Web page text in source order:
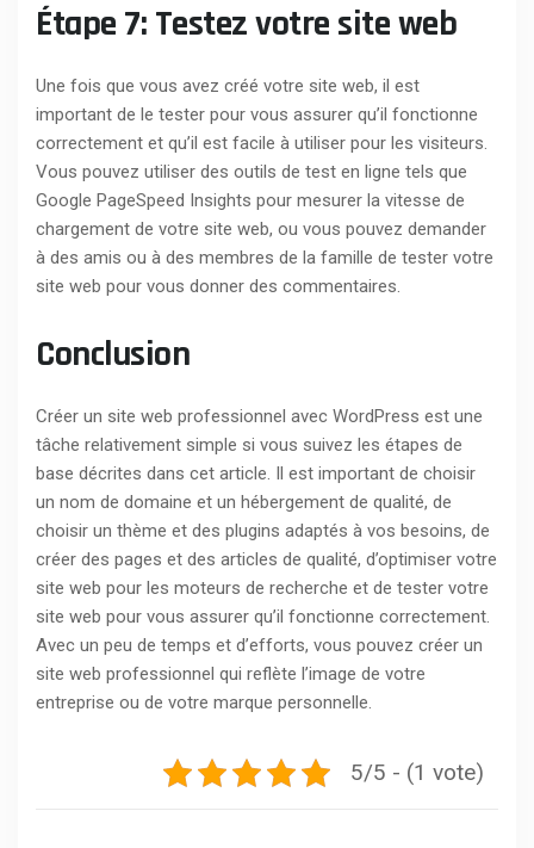
Étape 7: Testez votre site web
Une fois que vous avez créé votre site web, il est
important de le tester pour vous assurer qu’il fonctionne
correctement et qu’il est facile à utiliser pour les visiteurs.
Vous pouvez utiliser des outils de test en ligne tels que
Google PageSpeed Insights pour mesurer la vitesse de
chargement de votre site web, ou vous pouvez demander
à des amis ou à des membres de la famille de tester votre
site web pour vous donner des commentaires.
Conclusion
Créer un site web professionnel avec WordPress est une
tâche relativement simple si vous suivez les étapes de
base décrites dans cet article. Il est important de choisir
un nom de domaine et un hébergement de qualité, de
choisir un thème et des plugins adaptés à vos besoins, de
créer des pages et des articles de qualité, d’optimiser votre
site web pour les moteurs de recherche et de tester votre
site web pour vous assurer qu’il fonctionne correctement.
Avec un peu de temps et d’efforts, vous pouvez créer un
site web professionnel qui reflète l’image de votre
entreprise ou de votre marque personnelle.
5/5 - (1 vote)